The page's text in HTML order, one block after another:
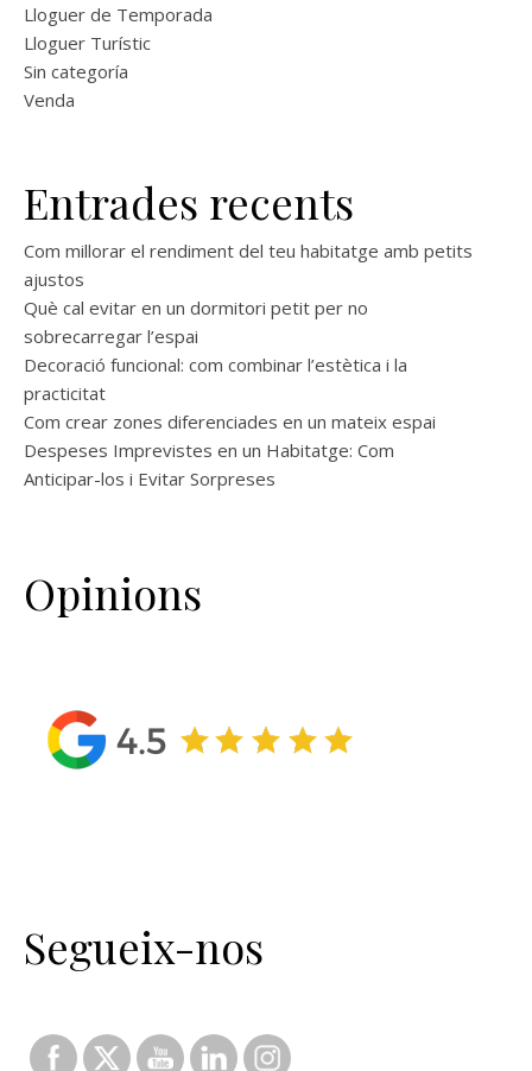
Lloguer de Temporada
Lloguer Turístic
Sin categoría
Venda
Entrades recents
Com millorar el rendiment del teu habitatge amb petits
ajustos
Què cal evitar en un dormitori petit per no
sobrecarregar l’espai
Decoració funcional: com combinar l’estètica i la
practicitat
Com crear zones diferenciades en un mateix espai
Despeses Imprevistes en un Habitatge: Com
Anticipar-los i Evitar Sorpreses
Opinions
Segueix-nos